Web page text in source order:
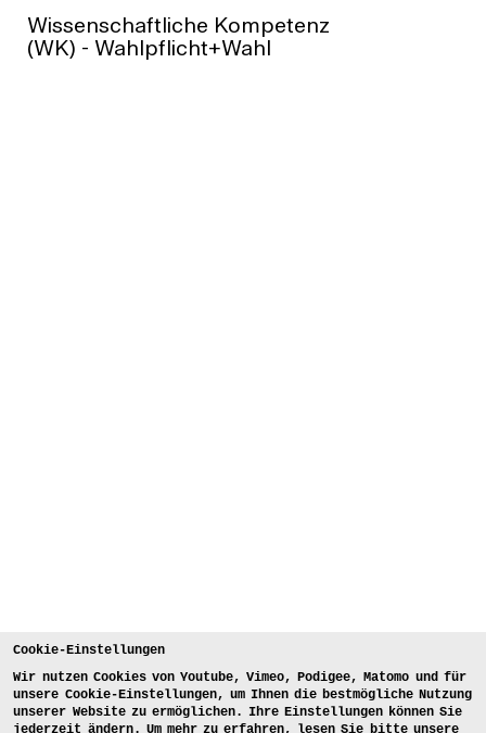
Cookie-Einstellungen
Wir nutzen Cookies von Youtube, Vimeo, Podigee, Matomo und für
unsere Cookie-Einstellungen, um Ihnen die bestmögliche Nutzung
unserer Website zu ermöglichen. Ihre Einstellungen können Sie
jederzeit ändern. Um mehr zu erfahren, lesen Sie bitte unsere
Wissenschaftliche Kompetenz
(WK) - Wahlpflicht+Wahl